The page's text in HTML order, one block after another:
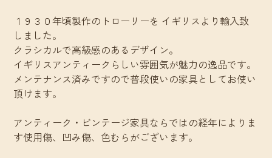
１９３０年頃製作のトローリーを イギリスより輸入致
しました。
クラシカルで高級感のあるデザイン。
イギリスアンティークらしい雰囲気が魅力の逸品です。
メンテナンス済みですので普段使いの家具としてお使い
頂けます。
アンティーク・ビンテージ家具ならではの経年によりま
す使用傷、凹み傷、色むらがございます。